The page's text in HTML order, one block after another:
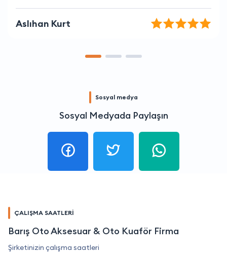
Seda Kılıç
Sosyal medya
Sosyal Medyada Paylaşın
ÇALIŞMA SAATLERİ
Barış Oto Aksesuar & Oto Kuaför Firma
Şirketinizin çalışma saatleri